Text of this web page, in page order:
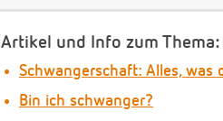
Artikel und Info zum Thema:
Schwangerschaft: Alles, was
Bin ich schwanger?